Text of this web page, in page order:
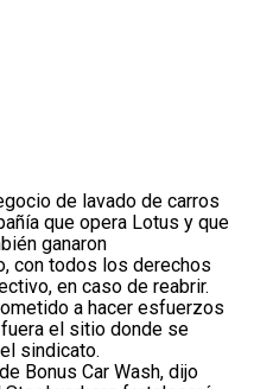
de lavado de carros
que opera Lotus y que
ganaron
con todos los derechos
en caso de reabrir.
a hacer esfuerzos
el sitio donde se
sindicato.
Bonus Car Wash, dijo